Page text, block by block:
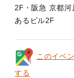
2F・阪急 京都
あるビル2F
このイベ
する